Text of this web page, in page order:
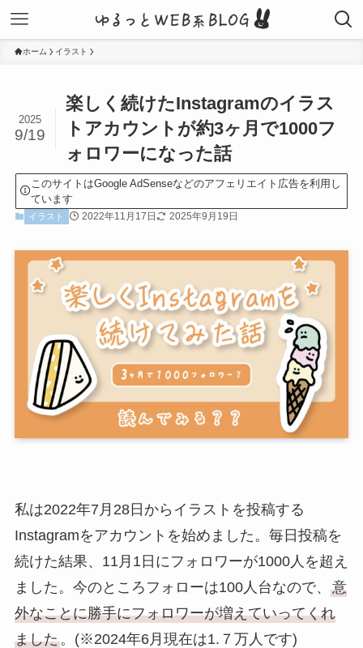
ホーム イラスト
楽しく続けたInstagramのイラス
トアカウントが約3ヶ月で1000フ
ォロワーになった話
2025
9/19
このサイトはGoogle AdSenseなどのアフェリエイト広告を利用し
ています
イラスト 2022年11月17日 2025年9月19日
私は2022年7月28日からイラストを投稿する
Instagramをアカウントを始めました。毎日投稿を
続けた結果、11月1日にフォロワーが1000人を超え
ました。今のところフォローは100人台なので、 意
外なことに勝手にフォロワーが増えていってくれ
ました。(※2024年6月現在は1.７万人です)